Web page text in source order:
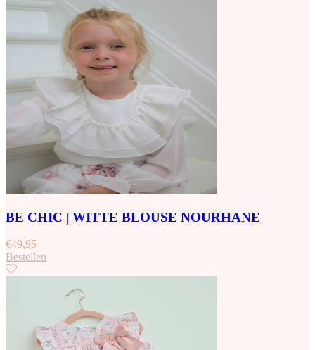
BE CHIC | WITTE BLOUSE NOURHANE
€49,95
Bestellen